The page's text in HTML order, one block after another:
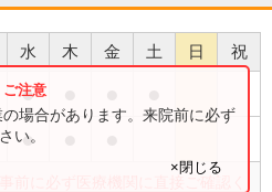
水 木 金 土 日 祝
●
●
前に必ず医療機関に直接ご確認く
場合があります。来院前に必ず
い。
×閉じる